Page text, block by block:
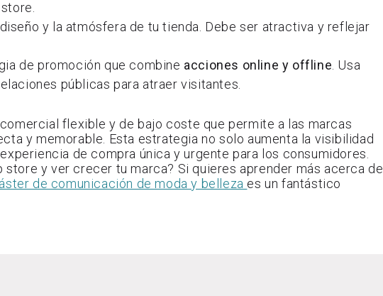
y la atmósfera de tu tienda. Debe ser atractiva y reflejar
de promoción que combine acciones online y offline . Usa
públicas para atraer visitantes.
flexible y de bajo coste que permite a las marcas
y memorable. Esta estrategia no solo aumenta la visibilidad
de compra única y urgente para los consumidores.
store y ver crecer tu marca? Si quieres aprender más acerca
de comunicación de moda y belleza es un fantástico